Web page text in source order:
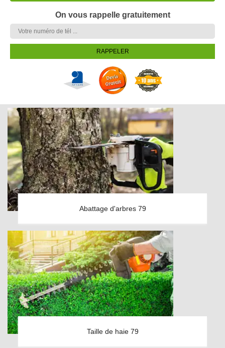
On vous rappelle gratuitement
Abattage d'arbres 79
Taille de haie 79